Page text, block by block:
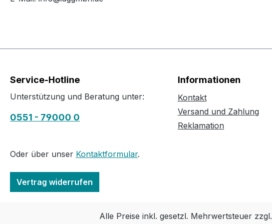
Service-Hotline
Unterstützung und Beratung unter:
0551 - 79000 0
Oder über unser Kontaktformular.
Vertrag widerrufen
Informationen
Kontakt
Versand und Zahlung
Reklamation
Alle Preise inkl. gesetzl. Mehrwertsteuer zzgl.